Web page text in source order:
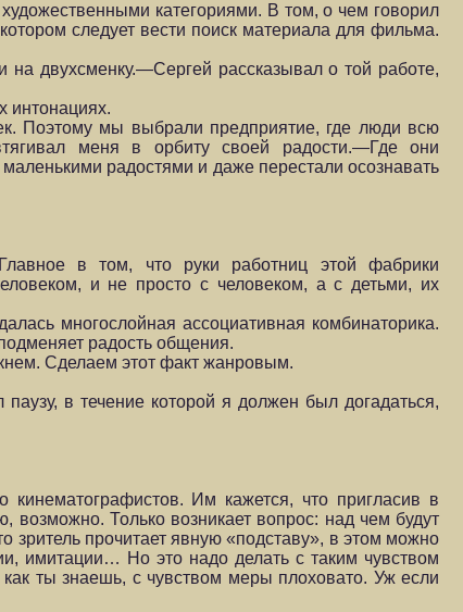
категориями. В том, о чем говорил
следует вести поиск материала для фильма.
двухсменку.—Сергей рассказывал о той работе,
интонациях.
Поэтому мы выбрали предприятие, где люди всю
меня в орбиту своей радости.—Где они
радостями и даже перестали осознавать
в том, что руки работниц этой фабрики
и не просто с человеком, а с детьми, их
многослойная ассоциативная комбинаторика.
радость общения.
Сделаем этот факт жанровым.
в течение которой я должен был догадаться,
Им кажется, что пригласив в
Только возникает вопрос: над чем будут
зритель прочитает явную «подставу», в этом можно
имитации… Но это надо делать с таким чувством
ты знаешь, с чувством меры плоховато. Уж если